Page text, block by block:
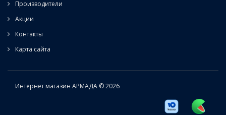
Производители
Акции
Контакты
Карта сайта
Интернет магазин АРМАДА © 2026